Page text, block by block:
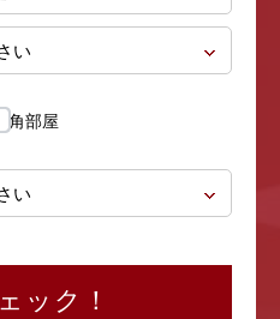
角部屋
ック！